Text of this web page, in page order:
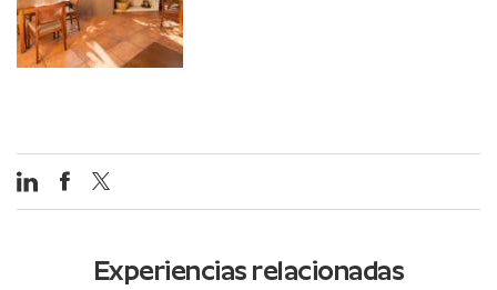
Experiencias relacionadas